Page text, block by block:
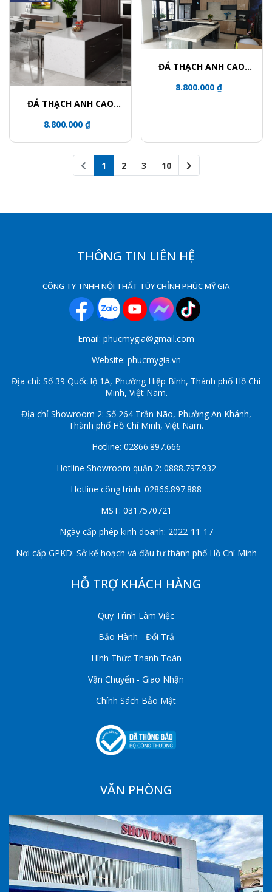
ĐÁ THẠCH ANH CAO
8.800.000 ₫
ĐÁ THẠCH ANH CAO
8.800.000 ₫
1 2 3 10
THÔNG TIN LIÊN HỆ
CÔNG TY TNHH NỘI THẤT TÙY CHỈNH PHÚC MỸ GIA
Email: phucmygia@gmail.com
Website: phucmygia.vn
Địa chỉ: Số 39 Quốc lộ 1A, Phường Hiệp Bình, Thành phố Hồ Chí
Minh, Việt Nam.
Địa chỉ Showroom 2: Số 264 Trần Não, Phường An Khánh,
Thành phố Hồ Chí Minh, Việt Nam.
Hotline: 02866.897.666
Hotline Showroom quận 2: 0888.797.932
Hotline công trình: 02866.897.888
MST: 0317570721
Ngày cấp phép kinh doanh: 2022-11-17
Nơi cấp GPKD: Sở kế hoạch và đầu tư thành phố Hồ Chí Minh
HỖ TRỢ KHÁCH HÀNG
Quy Trình Làm Việc
Bảo Hành - Đổi Trả
Hình Thức Thanh Toán
Vận Chuyển - Giao Nhận
Chính Sách Bảo Mật
VĂN PHÒNG